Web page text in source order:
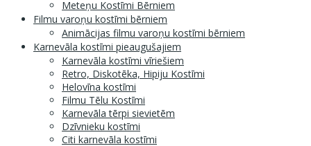
Meteņu Kostīmi Bērniem
Filmu varoņu kostīmi bērniem
Animācijas filmu varoņu kostīmi bērniem
Karnevāla kostīmi pieaugušajiem
Karnevāla kostīmi vīriešiem
Retro, Diskotēka, Hipiju Kostīmi
Helovīna kostīmi
Filmu Tēlu Kostīmi
Karnevāla tērpi sievietēm
Dzīvnieku kostīmi
Citi karnevāla kostīmi